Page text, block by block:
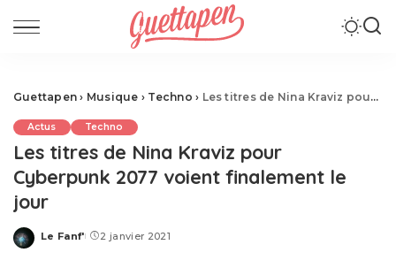
Guettapen › Musique › Techno › Les titres de Nina Kraviz pour Cyberpunk 2077 voient finalement le jour
Actus Techno
Les titres de Nina Kraviz pour
Cyberpunk 2077 voient finalement le
jour
Posted
Le Fanf' 2 janvier 2021